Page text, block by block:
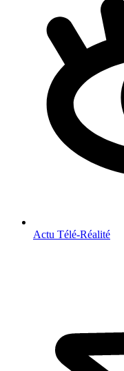
Actu Télé-Réalité